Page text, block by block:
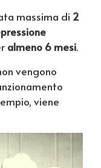
massima di 2
almeno 6 mesi.
vengono
viene